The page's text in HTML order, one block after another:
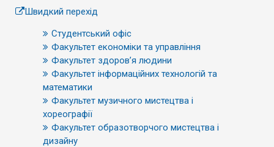
Швидкий перехід
Студентський офіс
Факультет економіки та управління
Факультет здоров’я людини
Факультет інформаційних технологій та
математики
Факультет музичного мистецтва і
хореографії
Факультет образотворчого мистецтва і
дизайну